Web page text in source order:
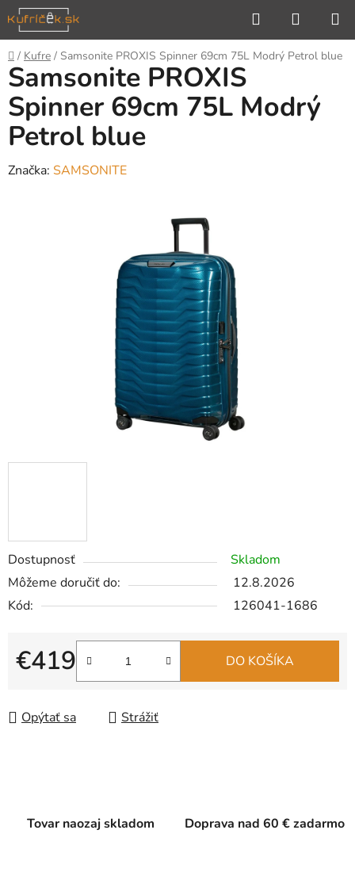
Prejsť
na
obsah
Hľadať
KOŠÍK
Domov
/ Kufre / Samsonite PROXIS Spinner 69cm 75L Modrý Petrol blue
Dostupnosť
Skladom
Môžeme doručiť do:
12.8.2026
Kód:
126041-1686
€419
Jednotková cena:
DO KOŠÍKA
Opýtať sa Strážiť
Samsonite PROXIS
Spinner 69cm 75L Modrý
Petrol blue
Značka: SAMSONITE
Tovar naozaj skladom Doprava nad 60 € zadarmo